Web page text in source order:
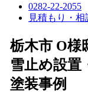
0282-22-2055
見積もり・相
栃木市 O様
雪止め設置
塗装事例